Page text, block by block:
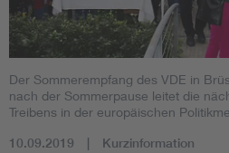
Mobility
Standards
Weitere Themen
Der Sommerempfang des VDE in
nach der Sommerpause leitet die
Treibens in der europäischen
10.09.2019 Kurzinformation